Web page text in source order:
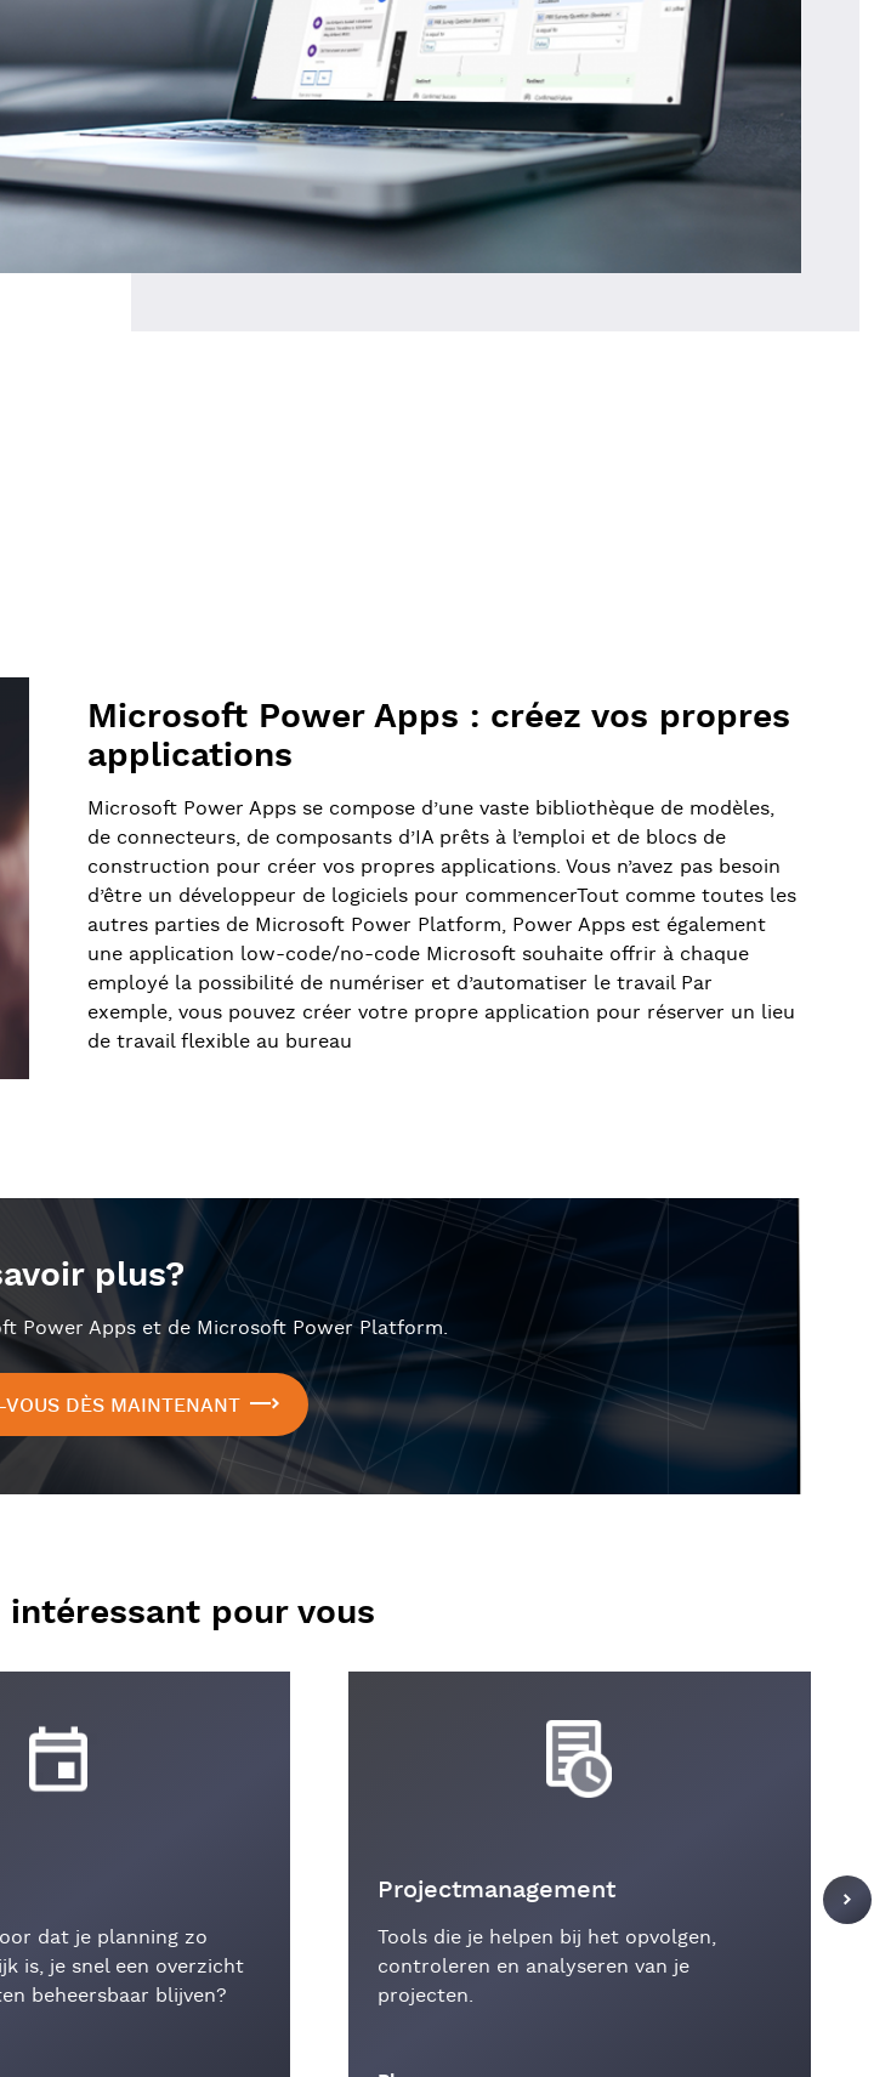
Microsoft Power Apps : créez vos propres
applications
Microsoft Power Apps se compose d’une vaste bibliothèque de modèles,
de connecteurs, de composants d’IA prêts à l’emploi et de blocs de
construction pour créer vos propres applications. Vous n’avez pas besoin
d’être un développeur de logiciels pour commencerTout comme toutes les
autres parties de Microsoft Power Platform, Power Apps est également
une application low-code/no-code Microsoft souhaite offrir à chaque
employé la possibilité de numériser et d’automatiser le travail Par
exemple, vous pouvez créer votre propre application pour réserver un lieu
de travail flexible au bureau
plus?
Power Apps et de Microsoft Power Platform.
VOUS DÈS MAINTENANT
pour vous
dat je planning zo
is, je snel een overzicht
beheersbaar blijven?
Projectmanagement
Tools die je helpen bij het opvolgen,
controleren en analyseren van je
projecten.